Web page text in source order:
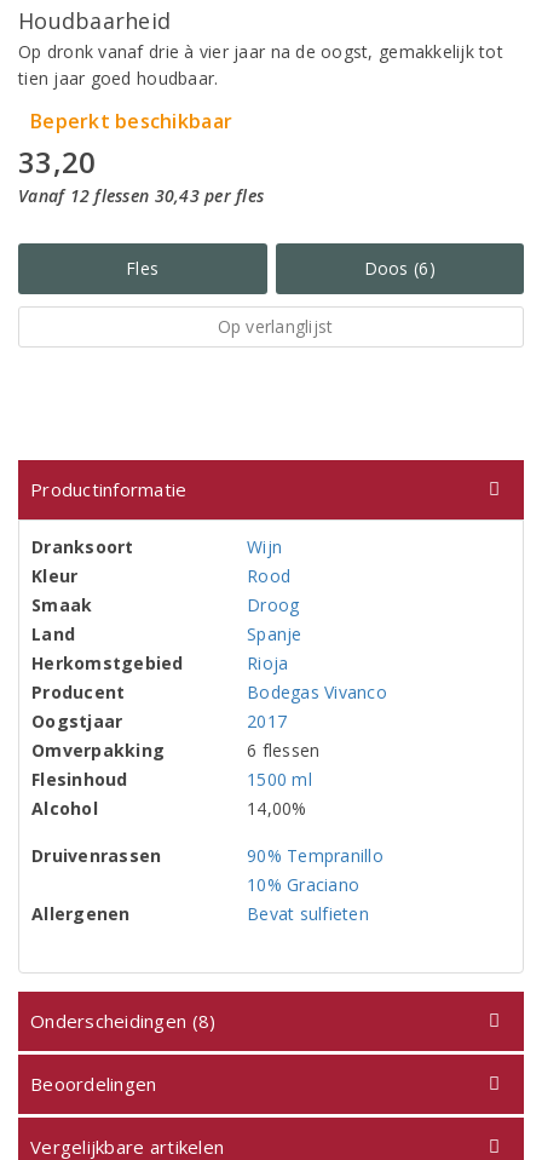
Houdbaarheid
Op dronk vanaf drie à vier jaar na de oogst, gemakkelijk tot
tien jaar goed houdbaar.
Beperkt beschikbaar
33,20
Vanaf 12 flessen 30,43 per fles
Fles Doos (6)
Op verlanglijst
Productinformatie
Dranksoort
Wijn
Kleur
Rood
Smaak
Droog
Land
Spanje
Herkomstgebied
Rioja
Producent
Bodegas Vivanco
Oogstjaar
2017
Omverpakking
6 flessen
Flesinhoud
1500 ml
Alcohol
14,00%
Druivenrassen
90% Tempranillo
10% Graciano
Allergenen
Bevat sulfieten
Onderscheidingen (8)
Beoordelingen
Vergelijkbare artikelen